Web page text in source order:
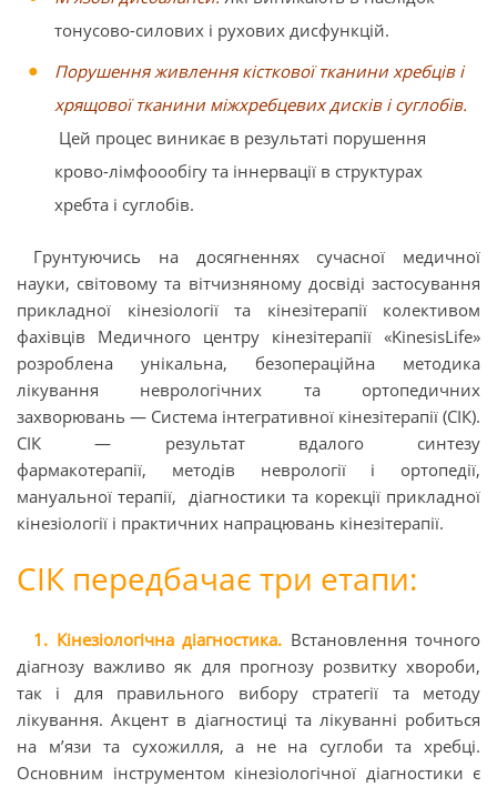
тонусово-силових і рухових дисфункцій.
Порушення живлення кісткової тканини хребців і
хрящової тканини міжхребцевих дисків і суглобів.
Цей процес виникає в результаті порушення
крово-лімфоообігу та іннервації в структурах
хребта і суглобів.
Грунтуючись на досягненнях сучасної медичної
науки, світовому та вітчизняному досвіді застосування
прикладної кінезіології та кінезітерапії колективом
фахівців Медичного центру кінезітерапії «KinesisLife»
розроблена унікальна, безопераційна методика
лікування неврологічних та ортопедичних
захворювань — Система інтегративної кінезітерапії (СІК).
СІК — результат вдалого синтезу
фармакотерапії, методів неврології і ортопедії,
мануальної терапії, діагностики та корекції прикладної
кінезіології і практичних напрацювань кінезітерапії.
СІК передбачає три етапи:
1. Кінезіологічна діагностика. Встановлення точного
діагнозу важливо як для прогнозу розвитку хвороби,
так і для правильного вибору стратегії та методу
лікування. Акцент в діагностиці та лікуванні робиться
на м’язи та сухожилля, а не на суглоби та хребці.
Основним інструментом кінезіологічної діагностики є